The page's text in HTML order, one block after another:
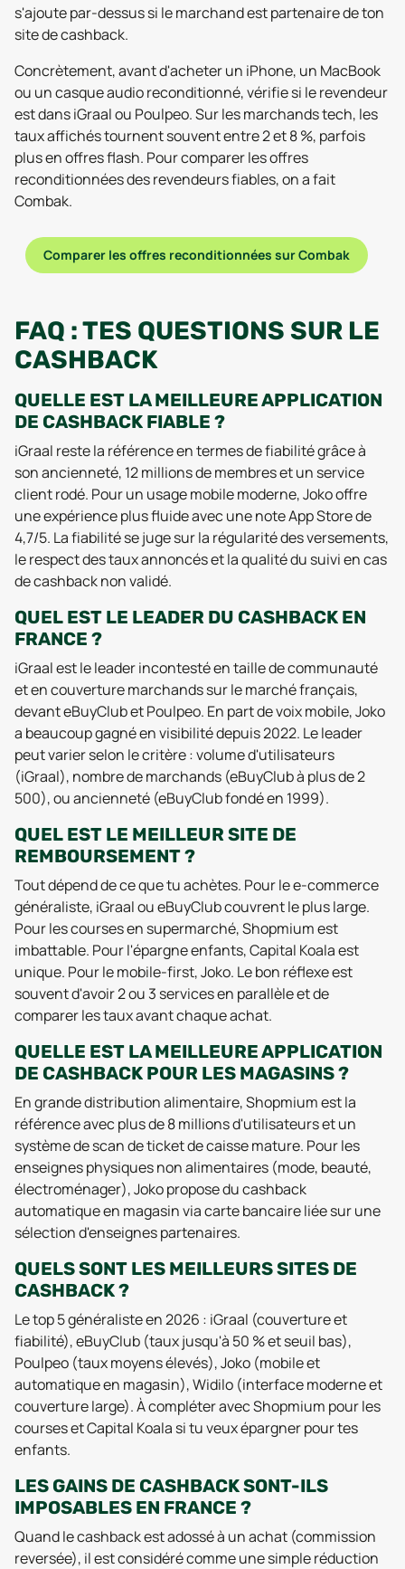
s'ajoute par-dessus si le marchand est partenaire de ton
site de cashback.
Concrètement, avant d'acheter un iPhone, un MacBook
ou un casque audio reconditionné, vérifie si le revendeur
est dans iGraal ou Poulpeo. Sur les marchands tech, les
taux affichés tournent souvent entre 2 et 8 %, parfois
plus en offres flash. Pour comparer les offres
reconditionnées des revendeurs fiables, on a fait
Combak.
Comparer les offres reconditionnées sur Combak
FAQ : TES QUESTIONS SUR LE
CASHBACK
QUELLE EST LA MEILLEURE APPLICATION
DE CASHBACK FIABLE ?
iGraal reste la référence en termes de fiabilité grâce à
son ancienneté, 12 millions de membres et un service
client rodé. Pour un usage mobile moderne, Joko offre
une expérience plus fluide avec une note App Store de
4,7/5. La fiabilité se juge sur la régularité des versements,
le respect des taux annoncés et la qualité du suivi en cas
de cashback non validé.
QUEL EST LE LEADER DU CASHBACK EN
FRANCE ?
iGraal est le leader incontesté en taille de communauté
et en couverture marchands sur le marché français,
devant eBuyClub et Poulpeo. En part de voix mobile, Joko
a beaucoup gagné en visibilité depuis 2022. Le leader
peut varier selon le critère : volume d'utilisateurs
(iGraal), nombre de marchands (eBuyClub à plus de 2
500), ou ancienneté (eBuyClub fondé en 1999).
QUEL EST LE MEILLEUR SITE DE
REMBOURSEMENT ?
Tout dépend de ce que tu achètes. Pour le e-commerce
généraliste, iGraal ou eBuyClub couvrent le plus large.
Pour les courses en supermarché, Shopmium est
imbattable. Pour l'épargne enfants, Capital Koala est
unique. Pour le mobile-first, Joko. Le bon réflexe est
souvent d'avoir 2 ou 3 services en parallèle et de
comparer les taux avant chaque achat.
QUELLE EST LA MEILLEURE APPLICATION
DE CASHBACK POUR LES MAGASINS ?
En grande distribution alimentaire, Shopmium est la
référence avec plus de 8 millions d'utilisateurs et un
système de scan de ticket de caisse mature. Pour les
enseignes physiques non alimentaires (mode, beauté,
électroménager), Joko propose du cashback
automatique en magasin via carte bancaire liée sur une
sélection d'enseignes partenaires.
QUELS SONT LES MEILLEURS SITES DE
CASHBACK ?
Le top 5 généraliste en 2026 : iGraal (couverture et
fiabilité), eBuyClub (taux jusqu'à 50 % et seuil bas),
Poulpeo (taux moyens élevés), Joko (mobile et
automatique en magasin), Widilo (interface moderne et
couverture large). À compléter avec Shopmium pour les
courses et Capital Koala si tu veux épargner pour tes
enfants.
LES GAINS DE CASHBACK SONT-ILS
IMPOSABLES EN FRANCE ?
Quand le cashback est adossé à un achat (commission
reversée), il est considéré comme une simple réduction